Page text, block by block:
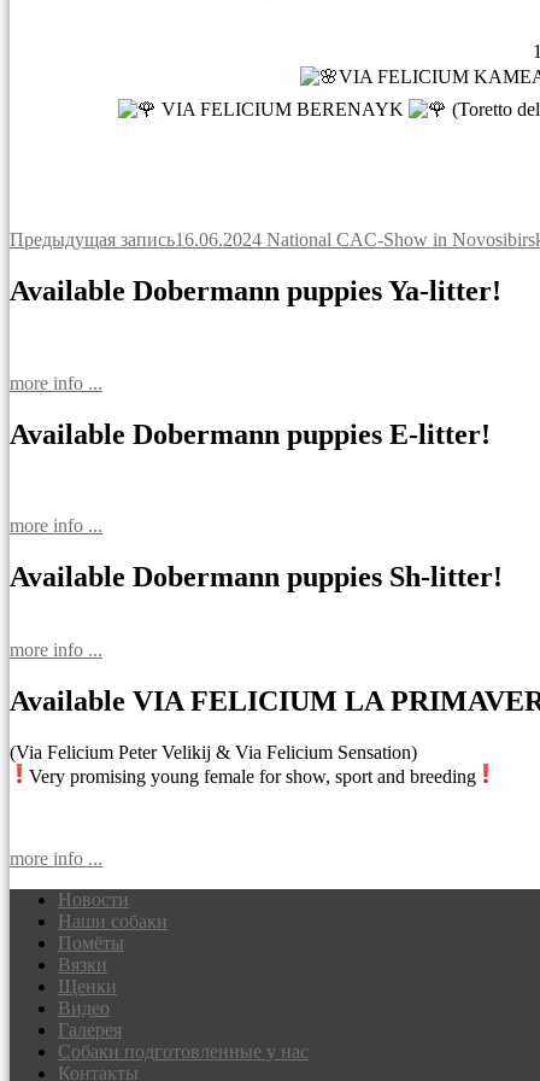
VIA FELICIUM
VIA FELICIUM BERENAYK
(Toretto
Навигация
по
записям
Предыдущая запись16.06.2024 National CAC-Show in
Available Dobermann puppies Ya-litter!
more info ...
Available Dobermann puppies E-litter!
more info ...
Available Dobermann puppies Sh-litter!
more info ...
Available VIA FELICIUM LA
(Via Felicium Peter Velikij & Via Felicium Sensation)
Very promising young female for show, sport and breeding
more info ...
Доберманы питомник Via Felicium,
Новости
Наши собаки
Помёты
Вязки
Щенки
Видео
Галерея
Собаки подготовленные у нас
Контакты